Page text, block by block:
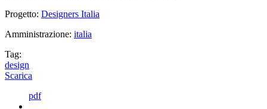
Progetto: Designers Italia
Amministrazione: italia
Tag:
design
Scarica
pdf